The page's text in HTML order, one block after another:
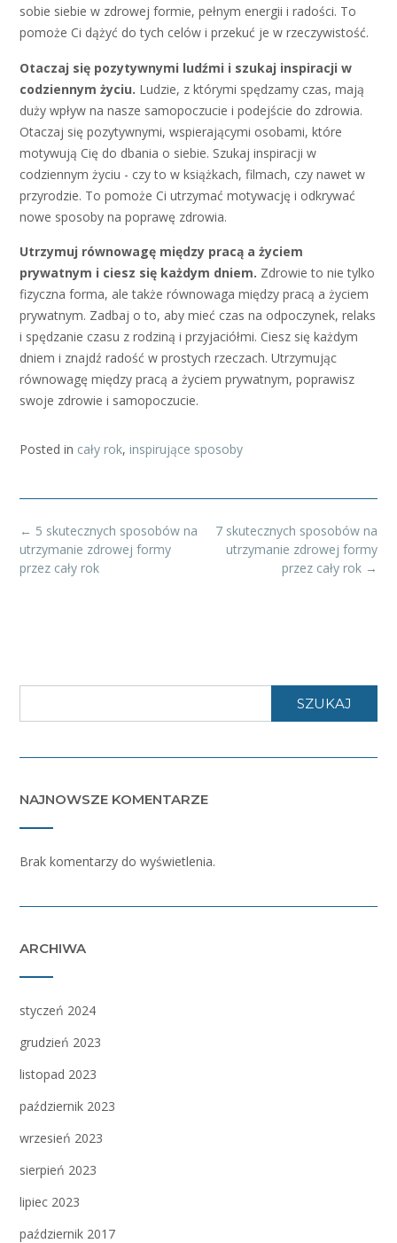
sobie siebie w zdrowej formie, pełnym energii i radości. To
pomoże Ci dążyć do tych celów i przekuć je w rzeczywistość.
Otaczaj się pozytywnymi ludźmi i szukaj inspiracji w
codziennym życiu. Ludzie, z którymi spędzamy czas, mają
duży wpływ na nasze samopoczucie i podejście do zdrowia.
Otaczaj się pozytywnymi, wspierającymi osobami, które
motywują Cię do dbania o siebie. Szukaj inspiracji w
codziennym życiu - czy to w książkach, filmach, czy nawet w
przyrodzie. To pomoże Ci utrzymać motywację i odkrywać
nowe sposoby na poprawę zdrowia.
Utrzymuj równowagę między pracą a życiem
prywatnym i ciesz się każdym dniem. Zdrowie to nie tylko
fizyczna forma, ale także równowaga między pracą a życiem
prywatnym. Zadbaj o to, aby mieć czas na odpoczynek, relaks
i spędzanie czasu z rodziną i przyjaciółmi. Ciesz się każdym
dniem i znajdź radość w prostych rzeczach. Utrzymując
równowagę między pracą a życiem prywatnym, poprawisz
swoje zdrowie i samopoczucie.
Posted in cały rok, inspirujące sposoby
Post
navigation
7 skutecznych sposobów na
utrzymanie zdrowej formy
przez cały rok →
← 5 skutecznych sposobów na
utrzymanie zdrowej formy
przez cały rok
SZUKAJ
NAJNOWSZE KOMENTARZE
Brak komentarzy do wyświetlenia.
ARCHIWA
styczeń 2024
grudzień 2023
listopad 2023
październik 2023
wrzesień 2023
sierpień 2023
lipiec 2023
październik 2017